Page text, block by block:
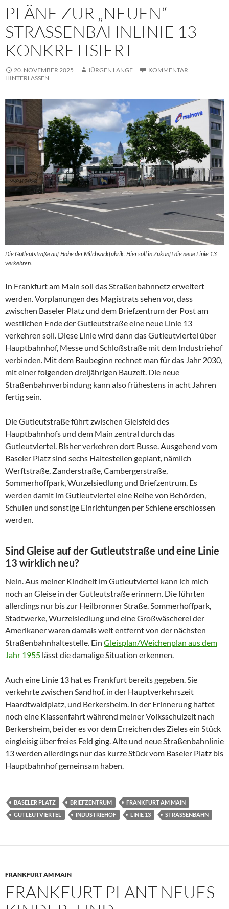
PLÄNE ZUR „NEUEN“
STRASSENBAHNLINIE 13 K
ONKRETISIERT
20. NOVEMBER 2025 JÜRGEN LANGE
KOMMENTAR
HINTERLASSEN
Die Gutleutstraße auf Höhe der Milchsackfabrik. Hier soll in Zukunft die neue Linie 13
verkehren.
In Frankfurt am Main soll das Straßenbahnnetz erweitert
werden. Vorplanungen des Magistrats sehen vor, dass
zwischen Baseler Platz und dem Briefzentrum der Post am
westlichen Ende der Gutleutstraße eine neue Linie 13
verkehren soll. Diese Linie wird dann das Gutleutviertel über
Hauptbahnhof, Messe und Schloßstraße mit dem Industriehof
verbinden. Mit dem Baubeginn rechnet man für das Jahr 2030,
mit einer folgenden dreijährigen Bauzeit. Die neue
Straßenbahnverbindung kann also frühestens in acht Jahren
fertig sein.
Die Gutleutstraße führt zwischen Gleisfeld des
Hauptbahnhofs und dem Main zentral durch das
Gutleutviertel. Bisher verkehren dort Busse. Ausgehend vom
Baseler Platz sind sechs Haltestellen geplant, nämlich
Werftstraße, Zanderstraße, Cambergerstraße,
Sommerhoffpark, Wurzelsiedlung und Briefzentrum. Es
werden damit im Gutleutviertel eine Reihe von Behörden,
Schulen und sonstige Einrichtungen per Schiene erschlossen
werden.
Sind Gleise auf der Gutleutstraße und eine Linie
13 wirklich neu?
Nein. Aus meiner Kindheit im Gutleutviertel kann ich mich
noch an Gleise in der Gutleutstraße erinnern. Die führten
allerdings nur bis zur Heilbronner Straße. Sommerhoffpark,
Stadtwerke, Wurzelsiedlung und eine Großwäscherei der
Amerikaner waren damals weit entfernt von der nächsten
Straßenbahnhaltestelle. Ein Gleisplan/Weichenplan aus dem
Jahr 1955 lässt die damalige Situation erkennen.
Auch eine Linie 13 hat es Frankfurt bereits gegeben. Sie
verkehrte zwischen Sandhof, in der Hauptverkehrszeit
Haardtwaldplatz, und Berkersheim. In der Erinnerung haftet
noch eine Klassenfahrt während meiner Volksschulzeit nach
Berkersheim, bei der es vor dem Erreichen des Zieles ein Stück
eingleisig über freies Feld ging. Alte und neue Straßenbahnlinie
13 werden allerdings nur das kurze Stück vom Baseler Platz bis
Hauptbahnhof gemeinsam haben.
BASELER PLATZ BRIEFZENTRUM
FRANKFURT AM MAIN
GUTLEUTVIERTEL
INDUSTRIEHOF LINIE 13 STRASSENBAHN
FRANKFURT AM MAIN
FRANKFURT PLANT NEUES